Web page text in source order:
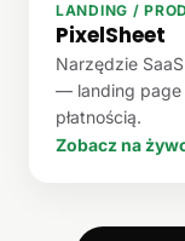
LANDING /
PixelSheet
Narzędzie
— landing page
płatnością.
Zobacz na